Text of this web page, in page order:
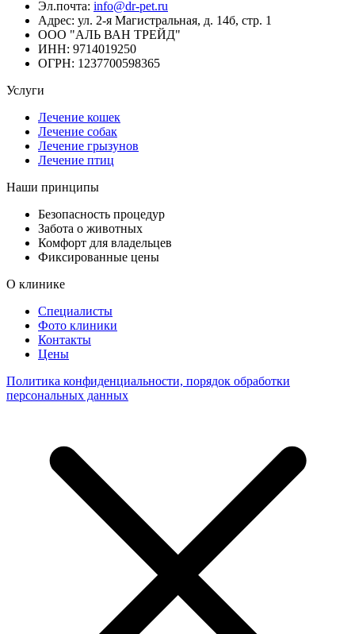
Эл.почта: info@dr-pet.ru
Адрес: ул. 2-я Магистральная, д. 14б, стр. 1
ООО "АЛЬ ВАН ТРЕЙД"
ИНН: 9714019250
ОГРН: 1237700598365
Услуги
Лечение кошек
Лечение собак
Лечение грызунов
Лечение птиц
Наши принципы
Безопасность процедур
Забота о животных
Комфорт для владельцев
Фиксированные цены
О клинике
Специалисты
Фото клиники
Контакты
Цены
Политика конфиденциальности, порядок обработки
персональных данных